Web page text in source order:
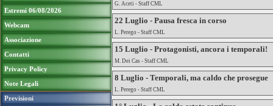
Estremi 06/08/2026
Webcam
Associazione
Contatti
Privacy Policy
Note Legali
Previsioni
G. Aceti - Staff CML
22 Luglio - Pausa fresca in corso
L. Perego - Staff CML
15 Luglio - Protagonisti, ancora i temporali!
M. Dei Cas - Staff CML
8 Luglio - Temporali, ma caldo che prosegue
L. Perego - Staff CML